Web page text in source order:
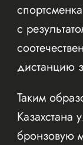
с
дистанцию
Таким
Казахстана
бронзовую